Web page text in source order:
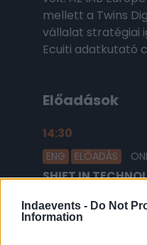
Indaevents - Do Not
Information
mellett a Twins
vállalat stratégiai
Ecuiti adatkutató
Előadások
14:30
ENG ELŐADÁS
SHIFT IN
The future of